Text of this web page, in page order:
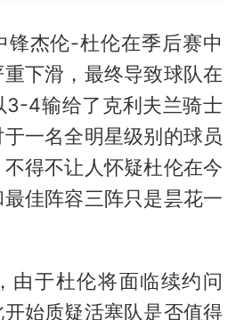
锋杰伦-杜伦在季后赛中
下滑，最终导致球队在
3-4输给了克利夫兰骑士
一名全明星级别的球员
得不让人怀疑杜伦在今
佳阵容三阵只是昙花一
由于杜伦将面临续约问
始质疑活塞队是否值得